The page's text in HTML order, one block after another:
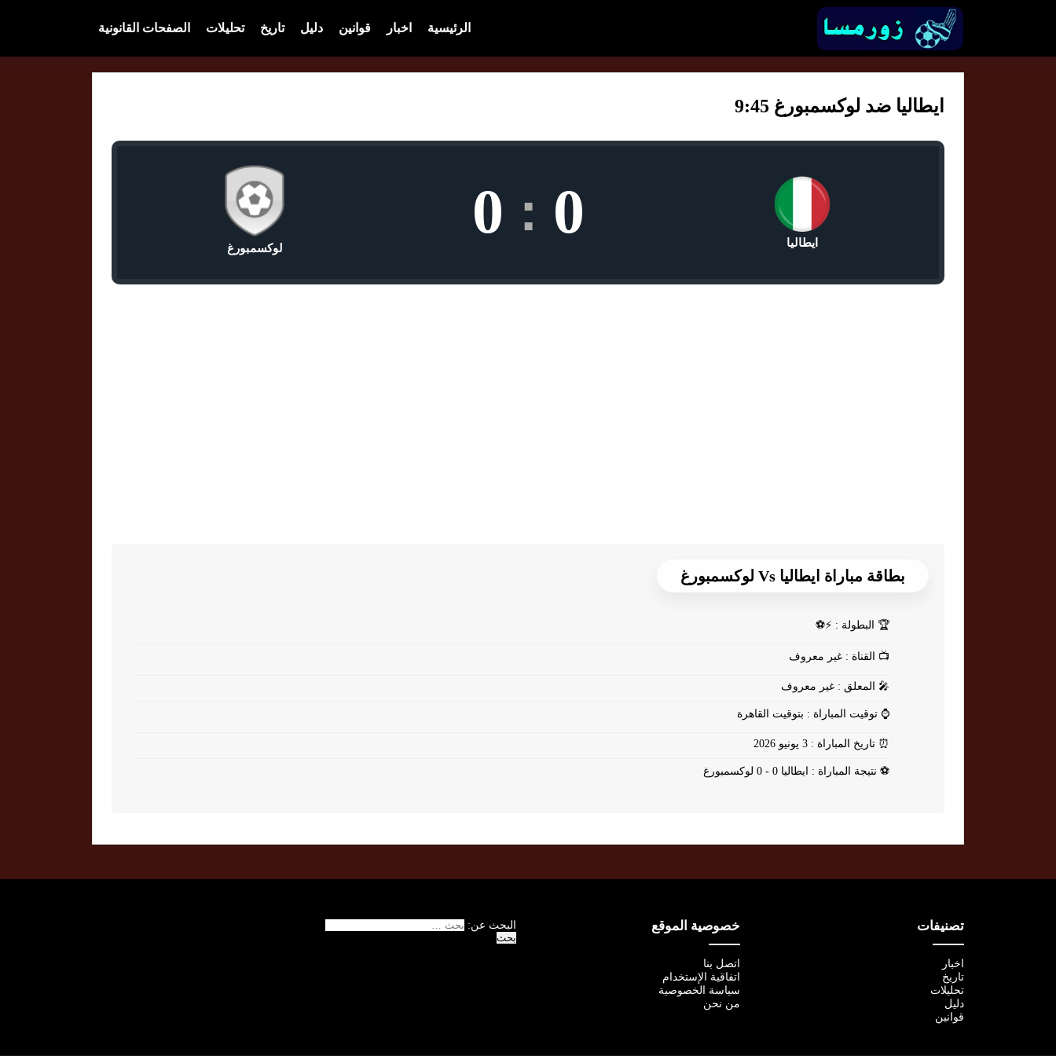
الرئيسية اخبار قوانين دليل تاريخ تحليلات الصفحات القانونية
ايطاليا ضد لوكسمبورغ 9:45
ايطاليا 0
:
0
لوكسمبورغ
بطاقة مباراة ايطاليا Vs لوكسمبورغ
🏆 البطولة : ⚡⚽
📺 القناة : غير معروف
🎤 المعلق : غير معروف
⌚ توقيت المباراة : بتوقيت القاهرة
⏰ تاريخ المباراة : 3 يونيو 2026
⚽ نتيجة المباراة : ايطاليا 0 - 0 لوكسمبورغ
تصنيفات
اخبار
تاريخ
تحليلات
دليل
قوانين
خصوصية الموقع
اتصل بنا
اتفاقية الإستخدام
سياسة الخصوصية
من نحن
البحث عن: